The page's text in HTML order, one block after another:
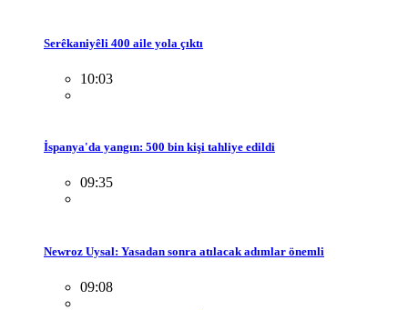
Serêkaniyêli 400 aile yola çıktı
10:03
İspanya'da yangın: 500 bin kişi tahliye edildi
09:35
Newroz Uysal: Yasadan sonra atılacak adımlar önemli
09:08